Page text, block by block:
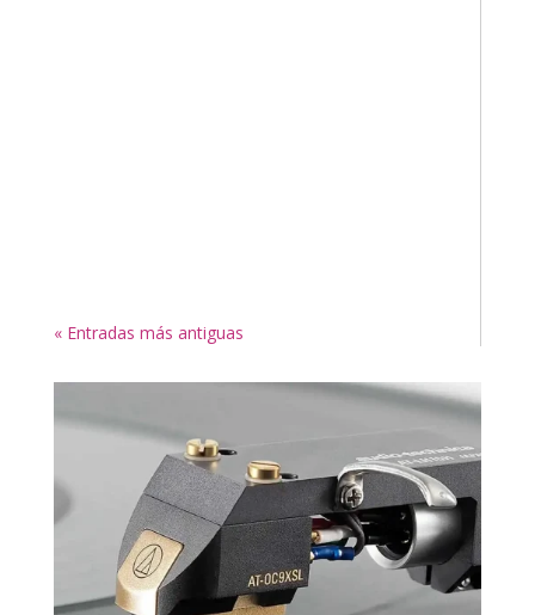
« Entradas más antiguas